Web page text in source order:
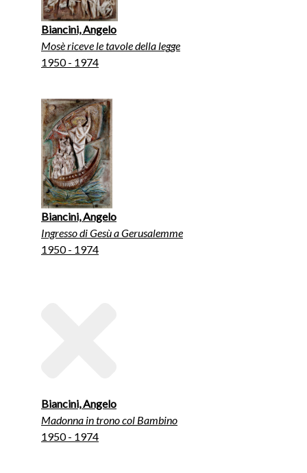
Biancini, Angelo
Mosè riceve le tavole della legge
1950 - 1974
Biancini, Angelo
Ingresso di Gesù a Gerusalemme
1950 - 1974
Biancini, Angelo
Madonna in trono col Bambino
1950 - 1974